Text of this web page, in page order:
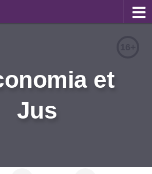
et
Jus